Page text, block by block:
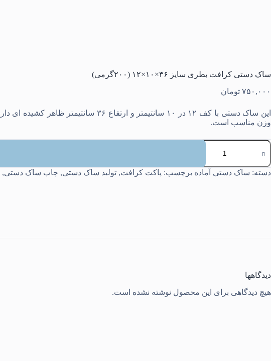
ساک دستی کرافت بطری سایز ۳۶×۱۰×۱۲ (۲۰۰گرمی)
۷۵۰,۰۰۰ تومان
وزن مناسب است.
ساک
دستی
کرافت
بطری
دسته: ساک دستی آماده برچسب: پاکت کرافت, تولید ساک دستی, چاپ ساک دستی,
دیدگاهها
هیچ دیدگاهی برای این محصول نوشته نشده است.